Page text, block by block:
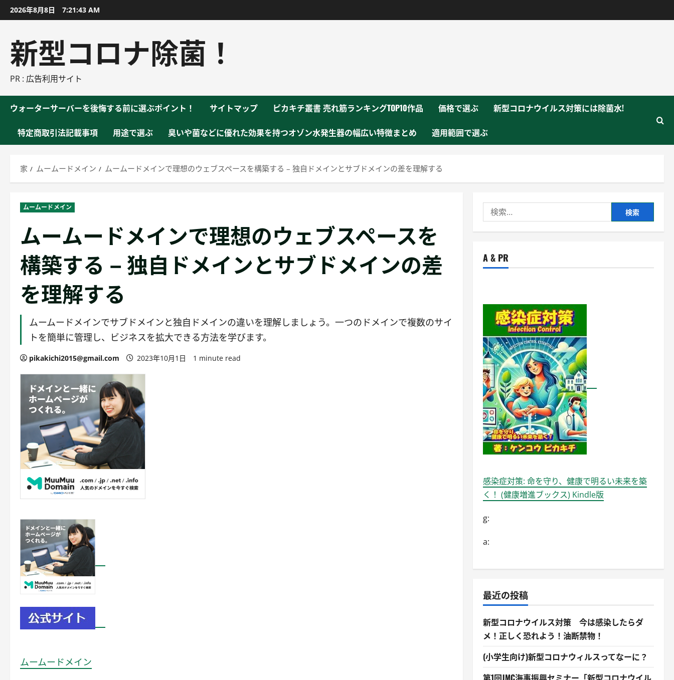
ン
2026年8月8日 7:21:44 AM
新型コロナ除菌！
PR : 広告利用サイト
ウォーターサーバーを後悔する前に選ぶポイント！ サイトマップ ピカキチ叢書 売れ筋ランキングTOP10作品 価格で選ぶ 新型コロナウイルス対策には除菌水!
特定商取引法記載事項 用途で選ぶ 臭いや菌などに優れた効果を持つオゾン水発生器の幅広い特徴まとめ 適用範囲で選ぶ
家 ムームードメイン ムームードメインで理想のウェブスペースを構築する – 独自ドメインとサブドメインの差を理解する
ムームードメイン
ムームードメインで理想のウェブスペースを
構築する – 独自ドメインとサブドメインの差
を理解する
ムームードメインでサブドメインと独自ドメインの違いを理解しましょう。一つのドメインで複数のサイ
トを簡単に管理し、ビジネスを拡大できる方法を学びます。
pikakichi2015@gmail.com 2023年10月1日 1 minute read
ムームードメイン
索:
A & PR
感染症対策: 命を守り、健康で明るい未来を築
く！ (健康増進ブックス) Kindle版
g:
a:
最近の投稿
新型コロナウイルス対策 今は感染したらダ
メ！正しく恐れよう！油断禁物！
(小学生向け)新型コロナウィルスってなーに？
第1回JMC海事振興セミナー「新型コロナウイル